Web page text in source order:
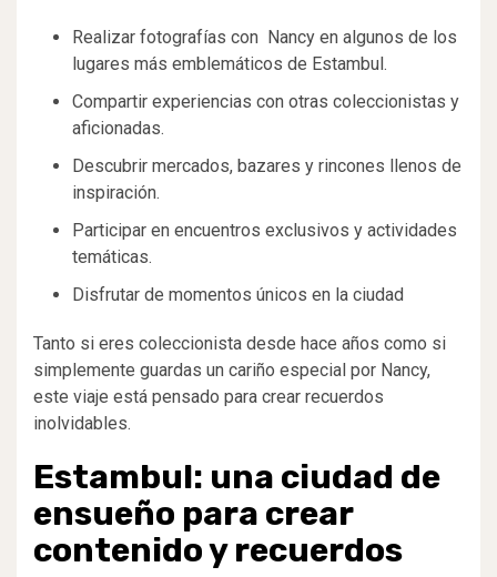
Realizar fotografías con Nancy en algunos de los
lugares más emblemáticos de Estambul.
Compartir experiencias con otras coleccionistas y
aficionadas.
Descubrir mercados, bazares y rincones llenos de
inspiración.
Participar en encuentros exclusivos y actividades
temáticas.
Disfrutar de momentos únicos en la ciudad
Tanto si eres coleccionista desde hace años como si
simplemente guardas un cariño especial por Nancy,
este viaje está pensado para crear recuerdos
inolvidables.
Estambul: una ciudad de
ensueño para crear
contenido y recuerdos